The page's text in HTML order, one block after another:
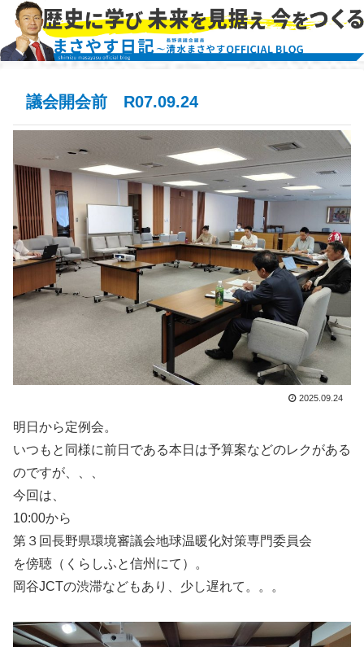
議会開会前 R07.09.24
2025.09.24
明日から定例会。
いつもと同様に前日である本日は予算案などのレクがある
のですが、、、
今回は、
10:00から
第３回長野県環境審議会地球温暖化対策専門委員会
を傍聴（くらしふと信州にて）。
岡谷JCTの渋滞などもあり、少し遅れて。。。